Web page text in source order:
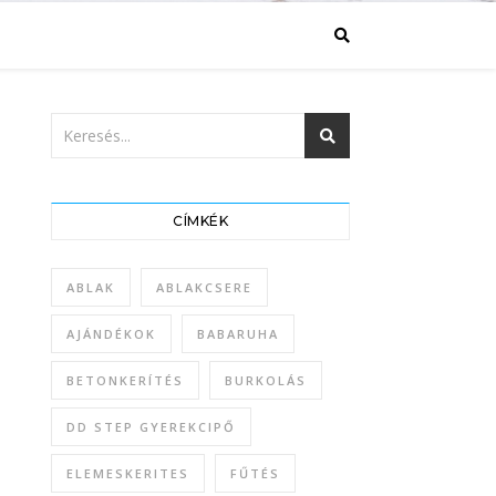
CÍMKÉK
ABLAK ABLAKCSERE
AJÁNDÉKOK BABARUHA
BETONKERÍTÉS BURKOLÁS
DD STEP GYEREKCIPŐ
ELEMESKERITES FŰTÉS